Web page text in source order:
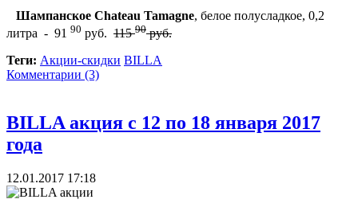
Шампанское Chateau Tamagne, белое полусладкое, 0,2
литра - 91 90 руб. 11590руб.
Теги: Акции-скидки BILLA
Комментарии (3)
BILLA акция с 12 по 18 января 2017
года
12.01.2017 17:18